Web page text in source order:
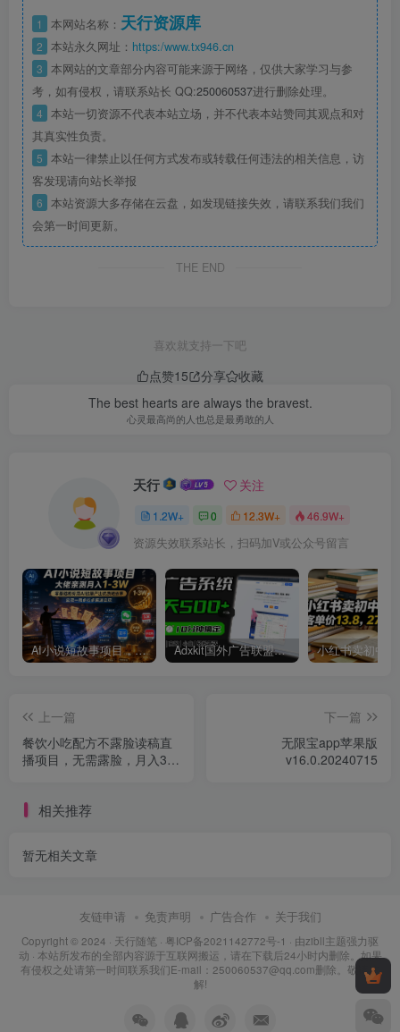
1 本网站名称： 天行资源库
2 本站永久网址： https:/www.tx946.cn
3 本网站的文章部分内容可能来源于网络，仅供大家学习与参
考，如有侵权，请联系站长 QQ:250060537进行删除处理。
4 本站一切资源不代表本站立场，并不代表本站赞同其观点和对
其真实性负责。
5 本站一律禁止以任何方式发布或转载任何违法的相关信息，访
客发现请向站长举报
6 本站资源大多存储在云盘，如发现链接失效，请联系我们我们
会第一时间更新。
THE END
喜欢就支持一下吧
点赞15 分享
收藏
The best hearts are always the bravest.
心灵最高尚的人也总是最勇敢的人
天行 关注
1.2W+ 0 12.3W+ 46.9W+
资源失效联系站长，扫码加V或公众号留言
AI小说短故事项目，大佬亲测月入1-3W，零基础教你用AI批量产出优质短故事，实现一稿多吃多渠道变现 Adxkit国外广告联盟系统，一天上500+广告，让你的投放更加高效简单！
上一篇
餐饮小吃配方不露脸读稿直
播项目，无需露脸，月入3万
下一篇
无限宝app苹果版
v16.0.20240715
相关推荐
暂无相关文章
友链申请 免责声明 广告合作 关于我们
Copyright © 2024 · 天行随笔 · 粤ICP备2021142772号-1 · 由zibll主题强力驱
动 · 本站所发布的全部内容源于互联网搬运，请在下载后24小时内删除。如果
有侵权之处请第一时间联系我们E-mail：250060537@qq.com删除。敬请谅
解!